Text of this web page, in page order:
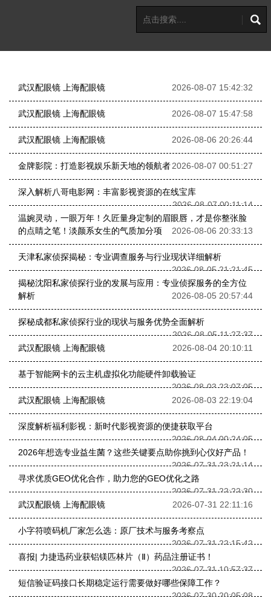
武汉配眼镜 上海配眼镜 2026-08-07 15:42:32
武汉配眼镜 上海配眼镜 2026-08-07 15:47:58
武汉配眼镜 上海配眼镜 2026-08-06 20:26:44
金牌影院：打造影视娱乐新天地的领航者2026-08-07 00:51:27
深入解析八哥电影网：丰富影视资源的在线宝库
2026-08-07 00:11:14
温婉灵动，一眼万年！久匠量身定制的眉眼唇，才是你整张脸
的点睛之笔！淡颜系女生的气质加分项
2026-08-06 20:33:13
天津私家侦探揭秘：专业调查服务与行业现状详细解析
2026-08-05 21:21:45
揭秘沈阳私家侦探行业的发展与应用：专业侦探服务的全方位
解析
2026-08-05 20:57:44
探秘成都私家侦探行业的现状与服务优势全面解析
2026-08-05 11:27:37
武汉配眼镜 上海配眼镜
2026-08-04 20:10:11
基于智能网卡的云主机虚拟化功能硬件卸载验证
2026-08-03 23:07:05
武汉配眼镜 上海配眼镜
2026-08-03 22:19:04
深度解析福利影视：新时代影视资源的便捷获取平台
2026-08-04 00:24:05
2026年想选专业益生菌？这些关键要点助你挑到心仪好产品！
2026-07-31 23:21:14
寻求优质GEO优化合作，助力您的GEO优化之路
2026-07-31 22:22:30
武汉配眼镜 上海配眼镜
2026-07-31 22:11:16
小字符喷码机厂家怎么选：原厂技术与服务考察点
2026-07-31 22:15:42
喜报| 力捷迅药业获铝镁匹林片（Ⅱ）药品注册证书！
2026-07-31 10:57:37
短信验证码接口长期稳定运行需要做好哪些保障工作？
2026-07-30 20:05:08